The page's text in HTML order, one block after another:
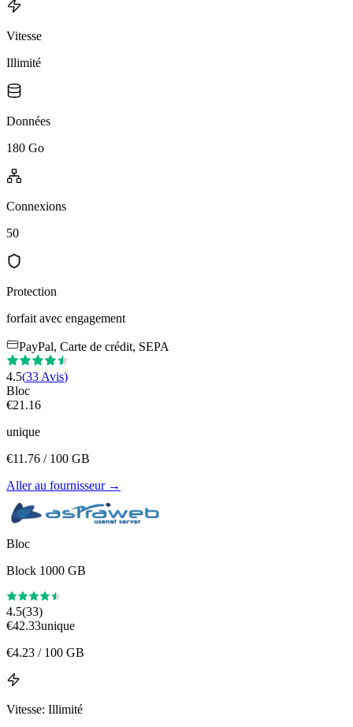
Vitesse
Illimité
Données
180 Go
Connexions
50
Protection
forfait avec engagement
PayPal, Carte de crédit, SEPA
4.5(33 Avis)
Bloc
€21.16
unique
€11.76 / 100 GB
Aller au fournisseur→
Bloc
Block 1000 GB
4.5(33)
€42.33unique
€4.23 / 100 GB
Vitesse: Illimité